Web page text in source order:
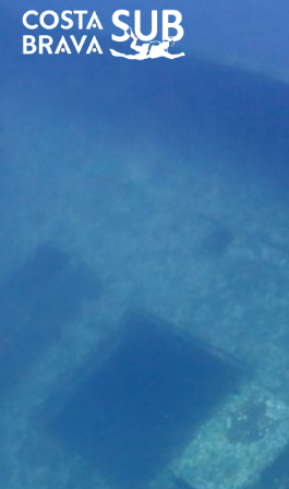
CA EN
Modificar cookies
Tècniques i funcionals
Aquest lloc web utilitza cookies
informació amb la finalitat de